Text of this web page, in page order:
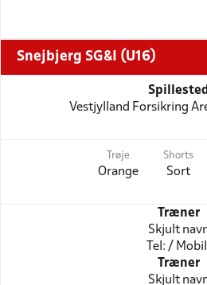
Snejbjerg SG&I (U16)
Spillested
Vestjylland Forsikring
Trøje
Orange
Shorts
Sort
Træner
Skjult
Tel: /
Træner
Skjult